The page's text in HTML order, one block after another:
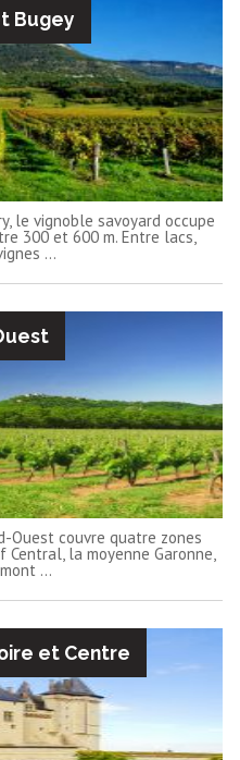
Bugey
le vignoble savoyard occupe
300 et 600 m. Entre lacs,
...
Ouest couvre quatre zones
la moyenne Garonne,
...
et Centre